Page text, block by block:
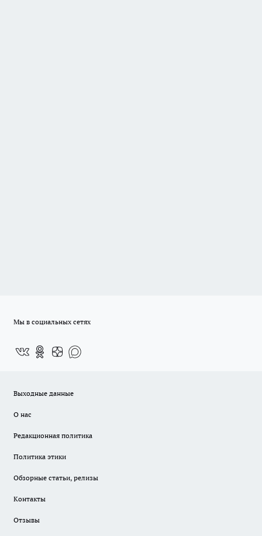
Мы в социальных сетях
Выходные данные
О нас
Редакционная политика
Политика этики
Обзорные статьи, релизы
Контакты
Отзывы